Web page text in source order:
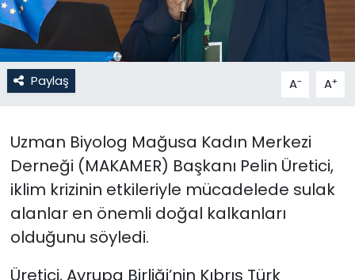
Paylaş A- A+
Uzman Biyolog Mağusa Kadın Merkezi
Derneği (MAKAMER) Başkanı Pelin Üretici,
iklim krizinin etkileriyle mücadelede sulak
alanlar en önemli doğal kalkanları
olduğunu söyledi.
Üretici, Avrupa Birliği’nin Kıbrıs Türk
Nöbetçi Eczaneler
Otomobil Dünyası
Politika
SAĞLIK
Spor
Teknoloji